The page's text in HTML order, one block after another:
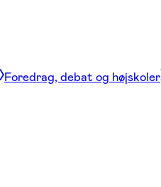
Foredrag, debat og højskoler